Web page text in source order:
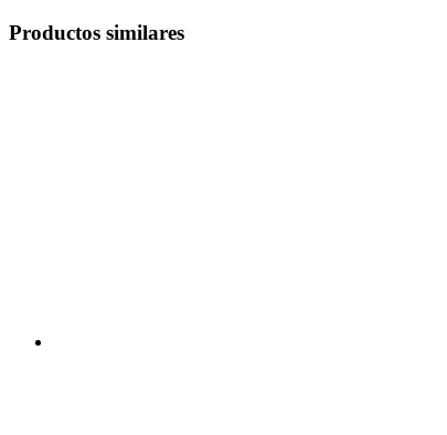
Productos similares